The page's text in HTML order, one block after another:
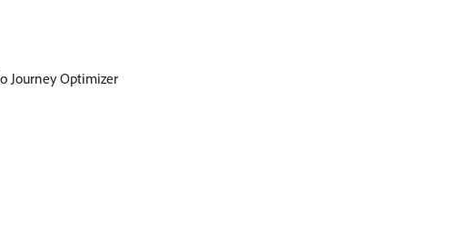
Journey Optimizer